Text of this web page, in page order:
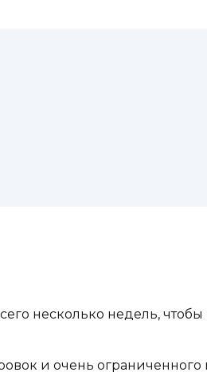
несколько недель,
и очень ограниченного